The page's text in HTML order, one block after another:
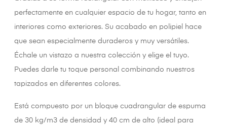
perfectamente en cualquier espacio de tu hogar, tanto en
interiores como exteriores. Su acabado en polipiel hace
que sean especialmente duraderos y muy versátiles.
Échale un vistazo a nuestra colección y elige el tuyo.
Puedes darle tu toque personal combinando nuestros
tapizados en diferentes colores.
Está compuesto por un bloque cuadrangular de espuma
de 30 kg/m3 de densidad y 40 cm de alto (ideal para